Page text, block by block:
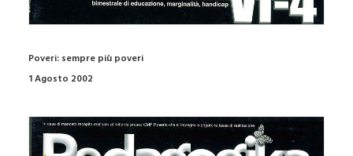
Poveri: sempre più poveri
1 Agosto 2002